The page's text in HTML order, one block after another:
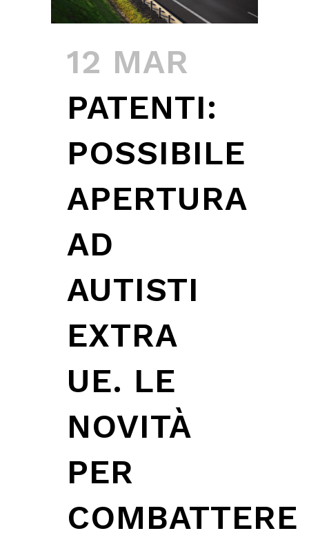
12 MAR
PATENTI:
POSSIBILE
APERTURA
AD
AUTISTI
EXTRA
UE. LE
NOVITÀ
PER
COMBATTERE